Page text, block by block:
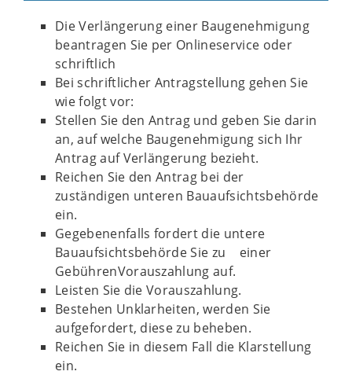
Die Verlängerung einer Baugenehmigung
beantragen Sie per Onlineservice oder
schriftlich
Bei schriftlicher Antragstellung gehen Sie
wie folgt vor:
Stellen Sie den Antrag und geben Sie darin
an, auf welche Baugenehmigung sich Ihr
Antrag auf Verlängerung bezieht.
Reichen Sie den Antrag bei der
zuständigen unteren Bauaufsichtsbehörde
ein.
Gegebenenfalls fordert die untere
Bauaufsichtsbehörde Sie zu einer
GebührenVorauszahlung auf.
Leisten Sie die Vorauszahlung.
Bestehen Unklarheiten, werden Sie
aufgefordert, diese zu beheben.
Reichen Sie in diesem Fall die Klarstellung
ein.